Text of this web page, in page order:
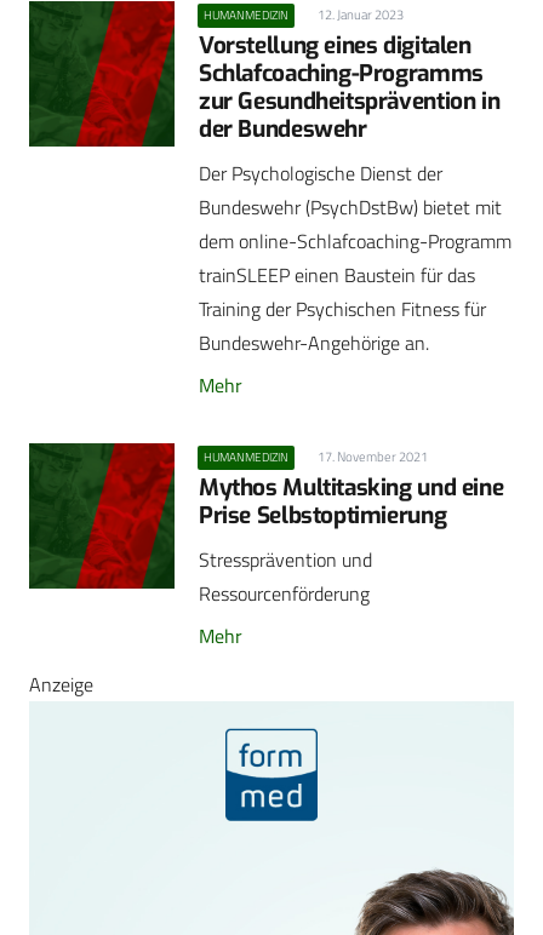
HUMANMEDIZIN 12. Januar 2023
Vorstellung eines digitalen
Schlafcoaching-Programms
zur Gesundheitsprävention in
der Bundeswehr
Der Psychologische Dienst der
Bundeswehr (PsychDstBw) bietet mit
dem online-Schlafcoaching-Programm
trainSLEEP einen Baustein für das
Training der Psychischen Fitness für
Bundeswehr-Angehörige an.
Mehr
HUMANMEDIZIN 17. November 2021
Mythos Multitasking und eine
Prise Selbstoptimierung
Stressprävention und
Ressourcenförderung
Mehr
Anzeige